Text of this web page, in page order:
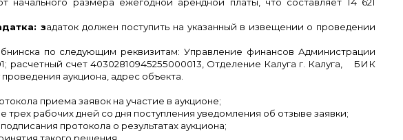
задаток должен поступить на указанный в извещении о проведении
по следующим реквизитам: Управление финансов Администрации
расчетный счет 40302810945255000013, Отделение Калуга г. Калуга, БИК
аукциона, адрес объекта.
приема заявок на участие в аукционе;
рабочих дней со дня поступления уведомления об отзыве заявки;
протокола о результатах аукциона;